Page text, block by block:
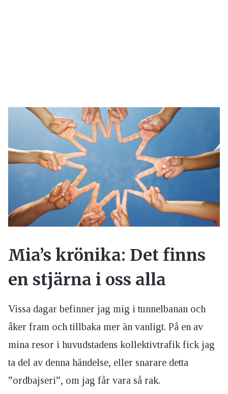
Mia’s krönika: Det finns
en stjärna i oss alla
Vissa dagar befinner jag mig i tunnelbanan och
åker fram och tillbaka mer än vanligt. På en av
mina resor i huvudstadens kollektivtrafik fick jag
ta del av denna händelse, eller snarare detta
”ordbajseri”, om jag får vara så rak.